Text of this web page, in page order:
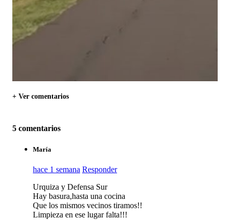
+ Ver comentarios
5 comentarios
María
hace 1 semana Responder
Urquiza y Defensa Sur
Hay basura,hasta una cocina
Que los mismos vecinos tiramos!!
Limpieza en ese lugar falta!!!